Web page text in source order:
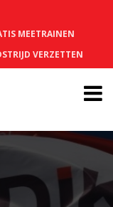
MEETRAINEN
VERZETTEN